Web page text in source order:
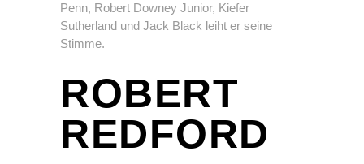
Penn, Robert Downey Junior, Kiefer
Sutherland und Jack Black leiht er seine
Stimme.
ROBERT
REDFORD